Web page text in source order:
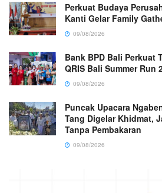
Perkuat Budaya
Kanti Gelar Family
09/08/2026
Bank BPD Bali Perkuat
QRIS Bali Summer Run
09/08/2026
Puncak Upacara
Tang Digelar Khidmat,
Tanpa Pembakaran
09/08/2026